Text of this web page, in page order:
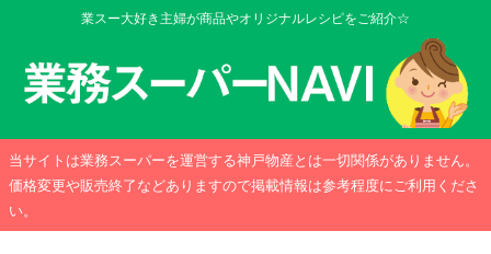
業スー大好き主婦が商品やオリジナルレシピをご紹介☆
当サイトは業務スーパーを運営する神戸物産とは一切関係がありません。
価格変更や販売終了などありますので掲載情報は参考程度にご利用くださ
い。